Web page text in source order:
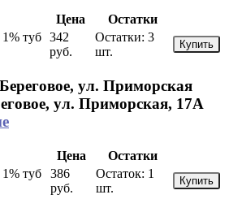
Цена
Остатки
туб 342
руб.
Остатки: 3
шт.
Купить
ул. Приморская
ул. Приморская, 17А
Цена
Остатки
туб
386
руб.
Остаток: 1
шт.
Купить